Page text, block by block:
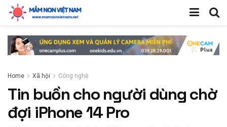
Home Xã hội Công nghệ
Tin buồn cho người dùng chờ
đợi iPhone 14 Pro